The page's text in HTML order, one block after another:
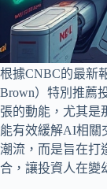
根據CNBC的最新
Brown）特別推薦
張的動能，尤其是
能有效緩解AI相關
潮流，而是旨在打
合，讓投資人在變